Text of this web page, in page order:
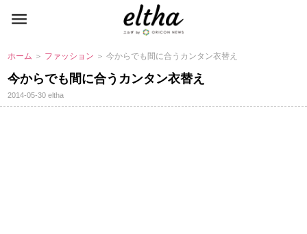
ホーム ＞ ファッション ＞ 今からでも間に合うカンタン衣替え
今からでも間に合うカンタン衣替え
2014-05-30eltha